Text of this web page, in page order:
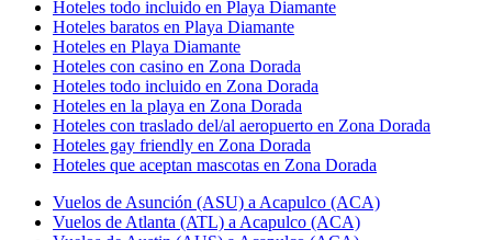
Hoteles todo incluido en Playa Diamante
Hoteles baratos en Playa Diamante
Hoteles en Playa Diamante
Hoteles con casino en Zona Dorada
Hoteles todo incluido en Zona Dorada
Hoteles en la playa en Zona Dorada
Hoteles con traslado del/al aeropuerto en Zona Dorada
Hoteles gay friendly en Zona Dorada
Hoteles que aceptan mascotas en Zona Dorada
Vuelos de Asunción (ASU) a Acapulco (ACA)
Vuelos de Atlanta (ATL) a Acapulco (ACA)